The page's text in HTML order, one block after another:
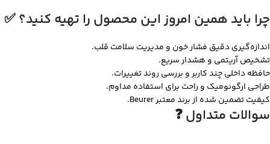
چرا باید همین امروز این محصول را تهیه کنید؟ ✅
اندازه‌گیری دقیق فشار خون و مدیریت سلامت قلب.
تشخیص آریتمی و هشدار سریع.
حافظه داخلی چند کاربر و بررسی روند تغییرات.
طراحی ارگونومیک و راحت برای استفاده مداوم.
کیفیت تضمین شده از برند معتبر Beurer.
سوالات متداول ❓